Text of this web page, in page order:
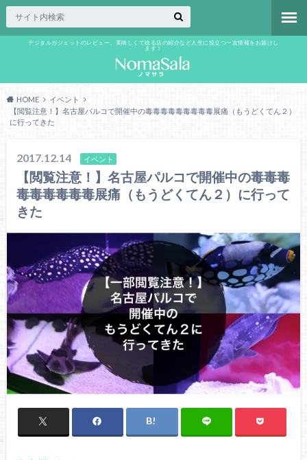
デジタルガジェットのレビュー、美味しくて唸る店の紹介など人生に役立つ一次情報をお届けし
ます！
HOME
イベント
【閲覧注意！】名古屋パルコで開催中の毒毒毒毒毒毒毒毒毒展痛（もうどくてん２）
に行ってきた
2017.12.14 イベント
【閲覧注意！】名古屋パルコで開催中の毒毒毒
毒毒毒毒毒毒展痛（もうどくてん２）に行って
きた